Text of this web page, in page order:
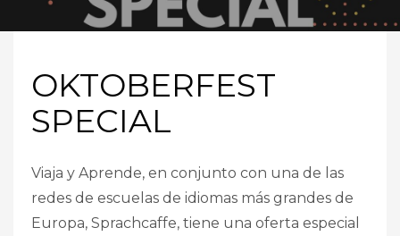
OKTOBERFEST
SPECIAL
Viaja y Aprende, en conjunto con una de las
redes de escuelas de idiomas más grandes de
Europa, Sprachcaffe, tiene una oferta especial